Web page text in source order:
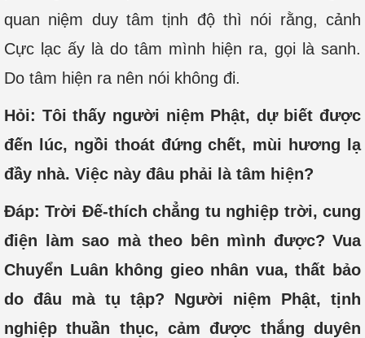
quan niệm duy tâm tịnh độ thì nói rằng, cảnh
Cực lạc ấy là do tâm mình hiện ra, gọi là sanh.
Do tâm hiện ra nên nói không đi.
Hỏi: Tôi thấy người niệm Phật, dự biết được
đến lúc, ngồi thoát đứng chết, mùi hương lạ
đầy nhà. Việc này đâu phải là tâm hiện?
Đáp: Trời Đế-thích chẳng tu nghiệp trời, cung
điện làm sao mà theo bên mình được? Vua
Chuyển Luân không gieo nhân vua, thất bảo
do đâu mà tụ tập? Người niệm Phật, tịnh
nghiệp thuần thục, cảm được thắng duyên